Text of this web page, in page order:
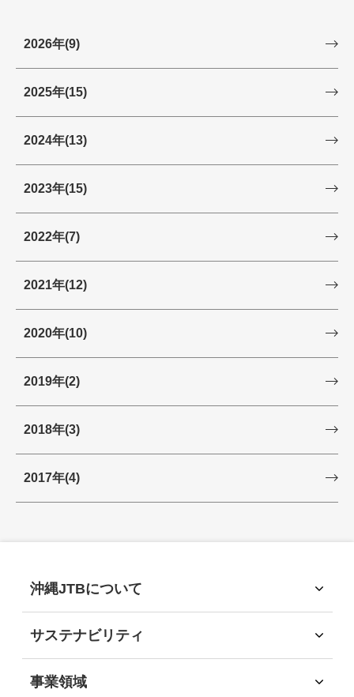
2026年(9)
2025年(15)
2024年(13)
2023年(15)
2022年(7)
2021年(12)
2020年(10)
2019年(2)
2018年(3)
2017年(4)
沖縄JTBについて
経営理念
会社概要
会社沿革
サステナビリティ
環境
事業領域